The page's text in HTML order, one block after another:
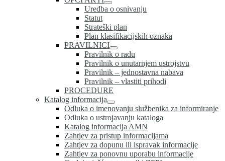
Uredba o osnivanju
Statut
Strateški plan
Plan klasifikacijskih oznaka
PRAVILNICI
Pravilnik o radu
Pravilnik o unutarnjem ustrojstvu
Pravilnik – jednostavna nabava
Pravilnik – vlastiti prihodi
PROCEDURE
Katalog informacija
Odluka o imenovanju službenika za informiranje
Odluka o ustrojavanju kataloga
Katalog informacija AMN
Zahtjev za pristup informacijama
Zahtjev za dopunu ili ispravak informacije
Zahtjev za ponovnu uporabu informacije